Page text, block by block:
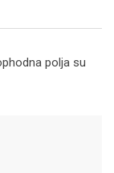
polja su